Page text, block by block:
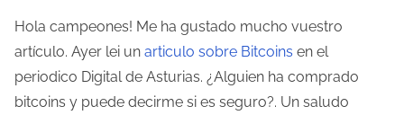
i
ó
Hola campeones! Me ha gustado mucho vuestro
artículo. Ayer lei un articulo sobre Bitcoins en el
periodico Digital de Asturias. ¿Alguien ha comprado
bitcoins y puede decirme si es seguro?. Un saludo